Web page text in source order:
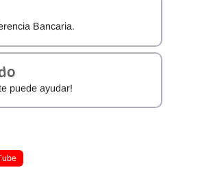
Bancaria.
puede ayudar!